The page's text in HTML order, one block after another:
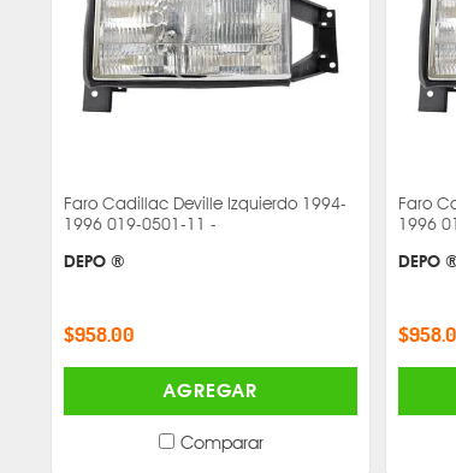
Faro Cadillac Deville Izquierdo 1994-
1996 019-0501-11 -
DEPO ®
$958.00
AGREGAR
Comparar
Faro
1996
DEPO